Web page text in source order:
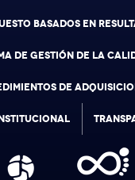
BASADOS EN
DE GESTIÓN DE LA
DE